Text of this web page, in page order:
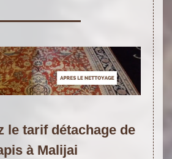
le tarif détachage de
à Malijai